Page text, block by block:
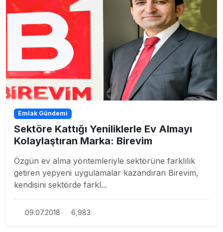
Emlak Gündemi
Sektöre Kattığı Yeniliklerle Ev Almayı
Kolaylaştıran Marka: Birevim
Özgün ev alma yöntemleriyle sektörüne farklılık
getiren yepyeni uygulamalar kazandıran Birevim,
kendisini sektörde farkl...
09.07.2018 6,983